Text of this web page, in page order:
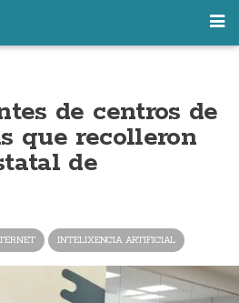
de centros de
que recolleron
de
INTELIXENCIA ARTIFICIAL